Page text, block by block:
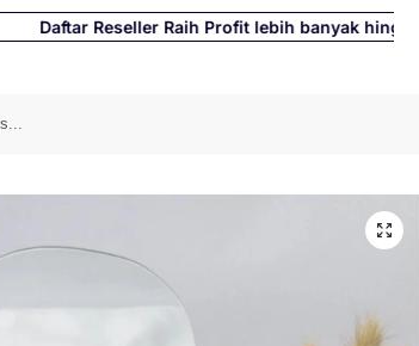
Daftar Reseller Raih Profit lebih banyak hingga 500%